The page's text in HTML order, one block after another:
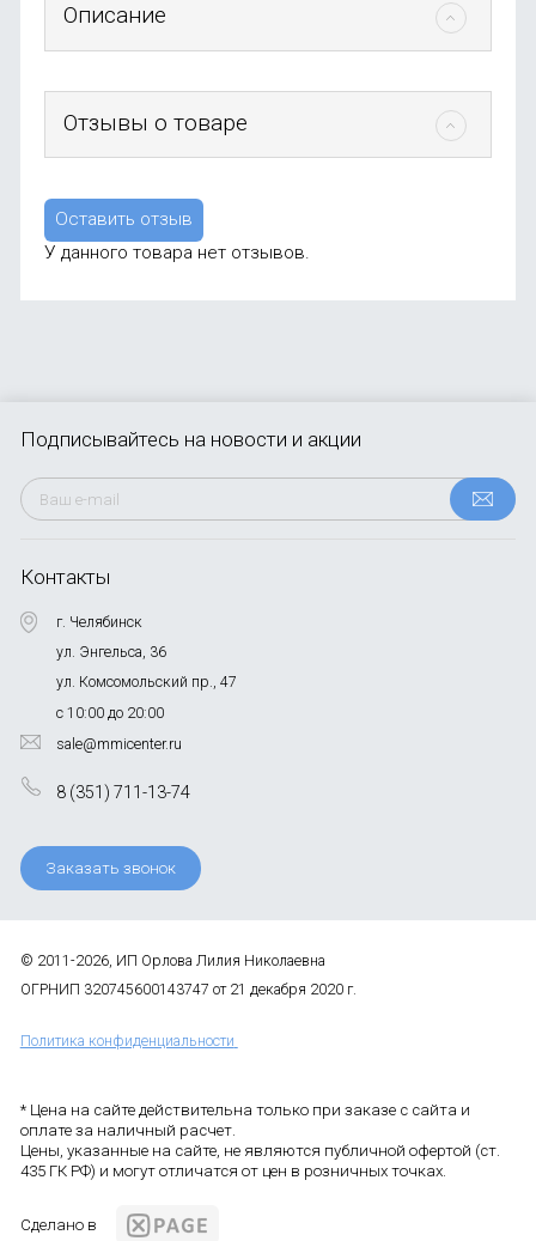
Описание
Отзывы о товаре
Оставить отзыв
У данного товара нет отзывов.
Контакты
г. Челябинск
ул. Энгельса, 36
ул. Комсомольский пр., 47
с 10:00 до 20:00
sale@mmicenter.ru
8 (351) 711-13-74
Заказать звонок
Подписывайтесь на новости и акции
© 2011-2026, ИП Орлова Лилия Николаевна
ОГРНИП 320745600143747 от 21 декабря 2020 г.
Политика конфиденциальности
* Цена на сайте действительна только при заказе с сайта и
оплате за наличный расчет.
Цены, указанные на сайте, не являются публичной офертой (ст.
435 ГК РФ) и могут отличатся от цен в розничных точках.
Сделано в